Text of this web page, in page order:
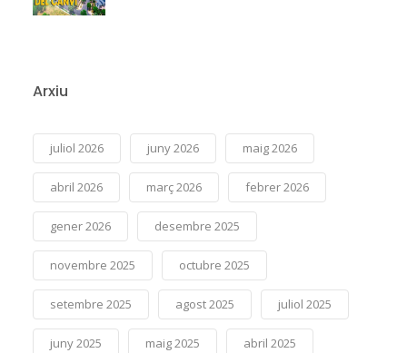
Arxiu
juliol 2026 juny 2026 maig 2026
abril 2026 març 2026 febrer 2026
gener 2026 desembre 2025
novembre 2025 octubre 2025
setembre 2025 agost 2025 juliol 2025
juny 2025 maig 2025 abril 2025